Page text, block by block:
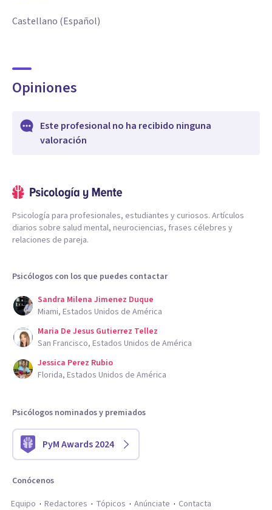
Castellano (Español)
Opiniones
Este profesional no ha recibido ninguna
valoración
Psicología para profesionales, estudiantes y curiosos. Artículos
diarios sobre salud mental, neurociencias, frases célebres y
relaciones de pareja.
Psicólogos con los que puedes contactar
Sandra Milena Jimenez Duque
Miami, Estados Unidos de América
Maria De Jesus Gutierrez Tellez
San Francisco, Estados Unidos de América
Jessica Perez Rubio
Florida, Estados Unidos de América
Psicólogos nominados y premiados
PyM Awards 2024
Conócenos
Equipo
Redactores Tópicos Anúnciate Contacta